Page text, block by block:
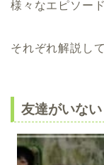
様々なエピソー
それぞれ解説し
友達がいない